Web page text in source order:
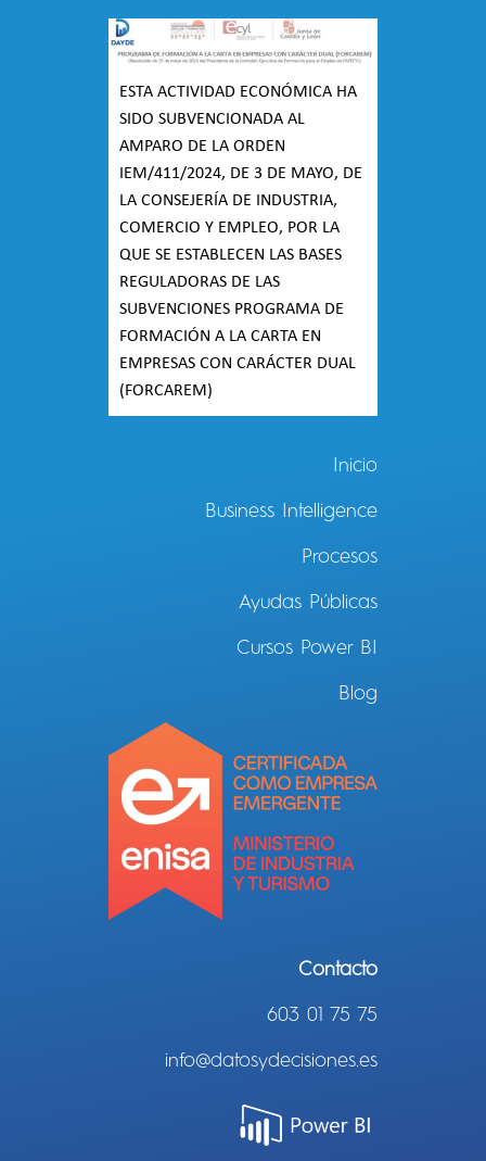
ESTA ACTIVIDAD ECONÓMICA HA
SIDO SUBVENCIONADA AL
AMPARO DE LA ORDEN
IEM/411/2024, DE 3 DE MAYO, DE
LA CONSEJERÍA DE INDUSTRIA,
COMERCIO Y EMPLEO, POR LA
QUE SE ESTABLECEN LAS BASES
REGULADORAS DE LAS
SUBVENCIONES PROGRAMA DE
FORMACIÓN A LA CARTA EN
EMPRESAS CON CARÁCTER DUAL
(FORCAREM)
Inicio
Business Intelligence
Procesos
Ayudas Públicas
Cursos Power BI
Blog
Contacto
603 01 75 75
info@datosydecisiones.es